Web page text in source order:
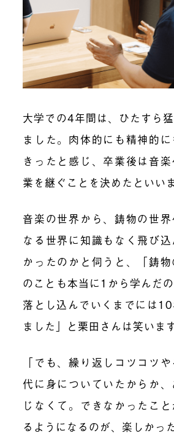
大学での4年間は、ひたすら
ました。肉体的にも精神的
きったと感じ、卒業後は音
業を継ぐことを決めたといいま
音楽の世界から、鋳物の世
なる世界に知識もなく飛び
かったのかと伺うと、「鋳
のことも本当に1から学んだ
落とし込んでいくまでには
ました」と栗田さんは笑います
「でも、繰り返しコツコツ
代に身についていたからか
じなくて。できなかったこ
るようになるのが、楽しかっ